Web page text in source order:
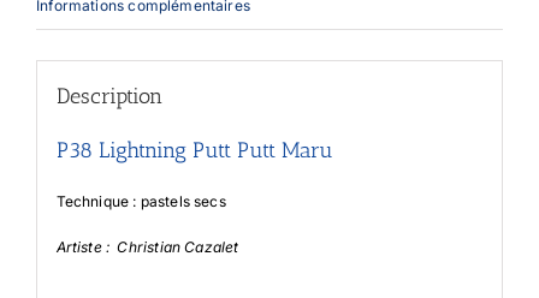
Informations complémentaires
Description
P38 Lightning Putt Putt Maru
Technique : pastels secs
Artiste : Christian Cazalet